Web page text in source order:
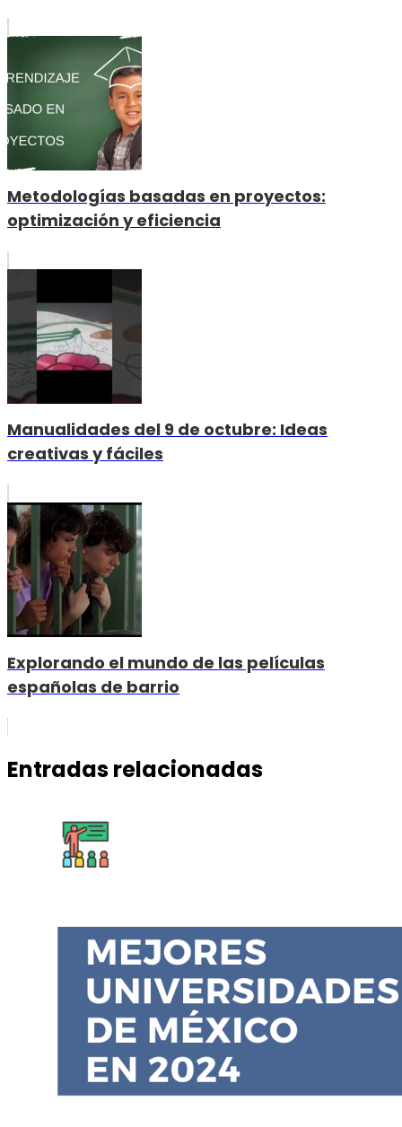
Metodologías basadas en proyectos:
optimización y eficiencia
Manualidades del 9 de octubre: Ideas
creativas y fáciles
Explorando el mundo de las películas
españolas de barrio
Entradas relacionadas